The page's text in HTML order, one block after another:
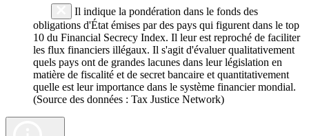
Il indique la pondération dans le fonds des
obligations d'État émises par des pays qui figurent dans le top
10 du Financial Secrecy Index. Il leur est reproché de faciliter
les flux financiers illégaux. Il s'agit d'évaluer qualitativement
quels pays ont de grandes lacunes dans leur législation en
matière de fiscalité et de secret bancaire et quantitativement
quelle est leur importance dans le système financier mondial.
(Source des données : Tax Justice Network)